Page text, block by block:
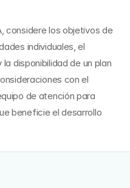
considere los objetivos de
individuales, el
disponibilidad de un plan
con el
de atención para
beneficie el desarrollo